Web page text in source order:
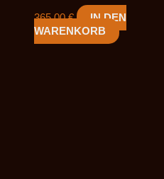
365,00€
IN DEN
WARENKORB